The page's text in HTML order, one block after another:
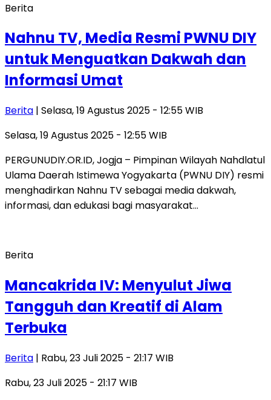
Berita
Nahnu TV, Media Resmi PWNU DIY
untuk Menguatkan Dakwah dan
Informasi Umat
Berita | Selasa, 19 Agustus 2025 - 12:55 WIB
Selasa, 19 Agustus 2025 - 12:55 WIB
PERGUNUDIY.OR.ID, Jogja – Pimpinan Wilayah Nahdlatul
Ulama Daerah Istimewa Yogyakarta (PWNU DIY) resmi
menghadirkan Nahnu TV sebagai media dakwah,
informasi, dan edukasi bagi masyarakat…
Berita
Mancakrida IV: Menyulut Jiwa
Tangguh dan Kreatif di Alam
Terbuka
Berita | Rabu, 23 Juli 2025 - 21:17 WIB
Rabu, 23 Juli 2025 - 21:17 WIB